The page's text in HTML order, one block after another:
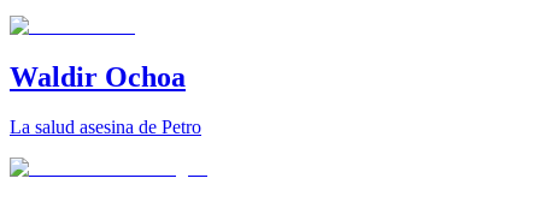
Waldir Ochoa
La salud asesina de Petro